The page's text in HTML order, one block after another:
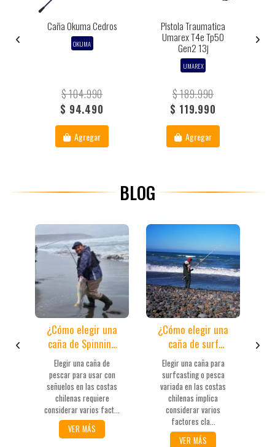
Caña Okuma Cedros
OKUMA
$ 104.990
$ 94.490
Agregar
Pistola Traumatica
Umarex T4e Tp50
Gen2 13j
UMAREX
$ 189.990
$ 119.990
Agregar
BLOG
¿Cómo elegir una
caña de Spinning
de playa adecuada
para señuelos?
Elegir una caña de
pescar para usar con
señuelos en las costas
chilenas requiere
considerar varios fact...
VER MÁS
¿Cómo elegir una
caña de surf
casting o pesca
variada (carnada)?
Elegir una caña para
surfcasting o pesca
variada en las costas
chilenas implica
considerar varios
factores cla...
VER MÁS